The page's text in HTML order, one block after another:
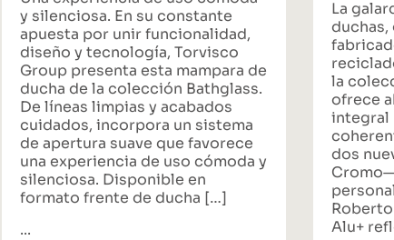
y silenciosa. En su constante
apuesta por unir funcionalidad,
diseño y tecnología, Torvisco
Group presenta esta mampara de
ducha de la colección Bathglass.
De líneas limpias y acabados
cuidados, incorpora un sistema
de apertura suave que favorece
una experiencia de uso cómoda y
silenciosa. Disponible en
formato frente de ducha […]
...
baño
La
la
ofrece
integral
dos
Alu+